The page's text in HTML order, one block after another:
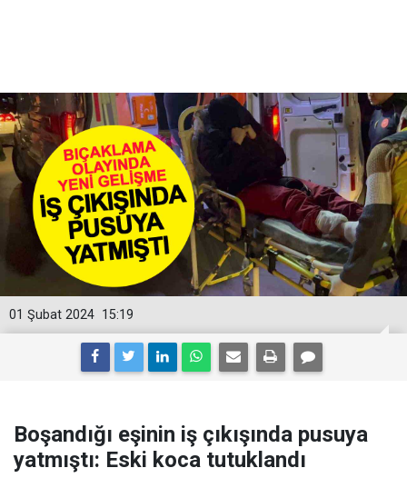
15:19
01 Şubat 2024
Boşandığı eşinin iş çıkışında pusuya
yatmıştı: Eski koca tutuklandı